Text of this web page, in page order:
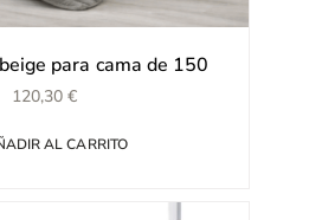
para cama de 150
120,30 €
AL CARRITO